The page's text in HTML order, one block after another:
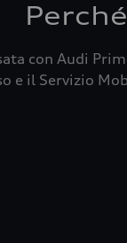
con Audi
e il Servizio